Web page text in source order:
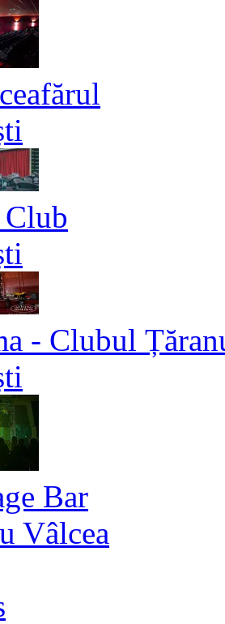
- Clubul
Bar
Vâlcea